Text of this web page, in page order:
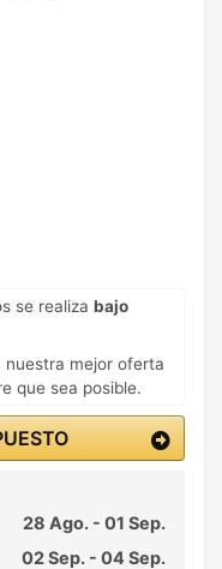
se realiza bajo
nuestra mejor oferta
que sea posible.
28 Ago. - 01 Sep.
02 Sep. - 04 Sep.